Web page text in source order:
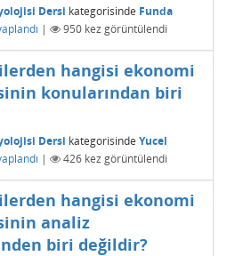
Dersi kategorisinde Funda
| 950kez görüntülendi
hangisi ekonomi
konularından biri
Dersi kategorisinde Yucel
| 426kez görüntülendi
hangisi ekonomi
analiz
biri değildir?